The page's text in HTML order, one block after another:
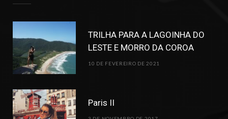
TRILHA PARA A LAGOINHA DO
LESTE E MORRO DA COROA
10 DE FEVEREIRO DE 2021
Paris II